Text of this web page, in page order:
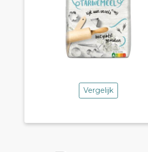
Vergelijk